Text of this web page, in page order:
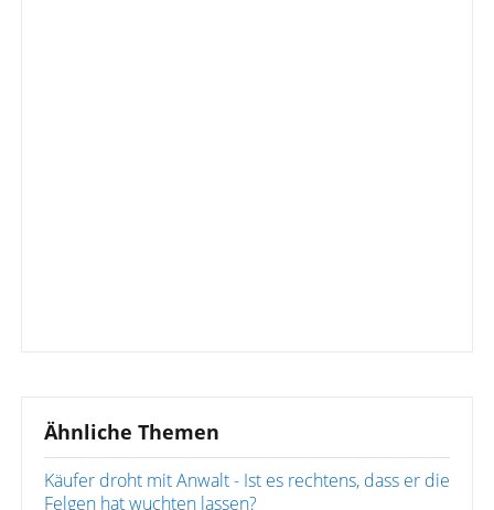
Ähnliche Themen
Käufer droht mit Anwalt - Ist es rechtens, dass er die
Felgen hat wuchten lassen?